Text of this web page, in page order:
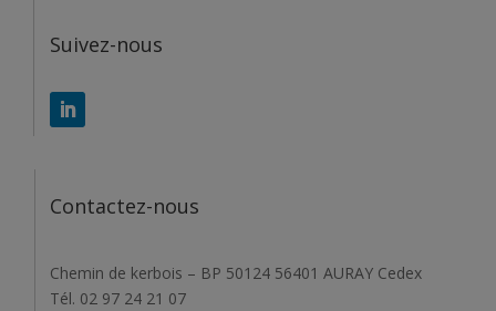
Suivez-nous
Contactez-nous
Chemin de kerbois – BP 50124 56401 AURAY Cedex
Tél. 02 97 24 21 07